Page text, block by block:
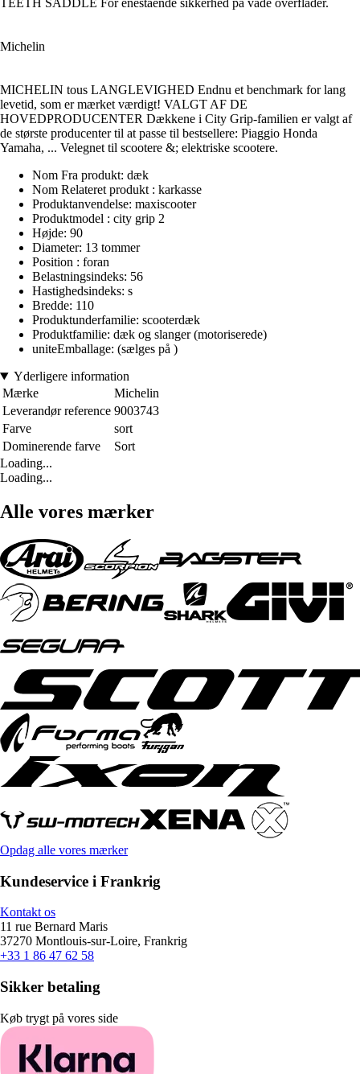
TEETH SADDLE For enestående sikkerhed på våde overflader.
Michelin
MICHELIN tous LANGLEVIGHED Endnu et benchmark for lang
levetid, som er mærket værdigt! VALGT AF DE
HOVEDPRODUCENTER Dækkene i City Grip-familien er valgt af
de største producenter til at passe til bestsellere: Piaggio Honda
Yamaha, ... Velegnet til scootere &; elektriske scootere.
Nom Fra produkt: dæk
Nom Relateret produkt : karkasse
Produktanvendelse: maxiscooter
Produktmodel : city grip 2
Højde: 90
Diameter: 13 tommer
Position : foran
Belastningsindeks: 56
Hastighedsindeks: s
Bredde: 110
Produktunderfamilie: scooterdæk
Produktfamilie: dæk og slanger (motoriserede)
uniteEmballage: (sælges på )
Yderligere information
Mærke
Michelin
Leverandør reference 9003743
Farve
sort
Dominerende farve
Sort
Loading...
Loading...
Alle vores mærker
Opdag alle vores mærker
Kundeservice i Frankrig
Kontakt os
11 rue Bernard Maris
37270 Montlouis-sur-Loire, Frankrig
+33 1 86 47 62 58
Sikker betaling
Køb trygt på vores side